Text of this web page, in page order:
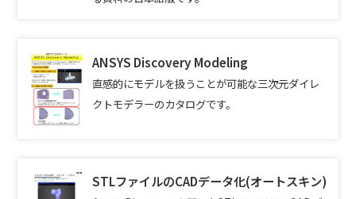
ANSYS Discovery Modeling
直感的にモデルを扱うことが可能な三次元ダイレ
クトモデラーのカタログです。
STLファイルのCADデータ化(オートスキン)